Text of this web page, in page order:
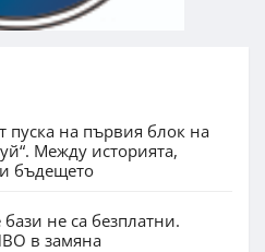
пуска на първия блок на
Между историята,
бъдещето
бази не са безплатни.
в замяна